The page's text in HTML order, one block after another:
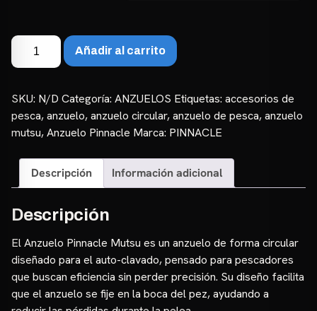
Anzuelo
Pinnacle
cantidad
Añadir al carrito
SKU: N/D Categoría: ANZUELOS Etiquetas: accesorios de
pesca,anzuelo,anzuelo circular,anzuelo de pesca,anzuelo
mutsu,Anzuelo Pinnacle Marca: PINNACLE
Descripción Información adicional
Descripción
El Anzuelo Pinnacle Mutsu es un anzuelo de forma circular
diseñado para el auto-clavado, pensado para pescadores
que buscan eficiencia sin perder precisión. Su diseño facilita
que el anzuelo se fije en la boca del pez, ayudando a